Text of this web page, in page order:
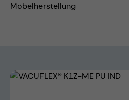
Möbelherstellung
Bildergalerie überspringen